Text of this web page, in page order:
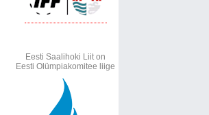
Eesti Saalihoki Liit on
Eesti Olümpiakomitee liige